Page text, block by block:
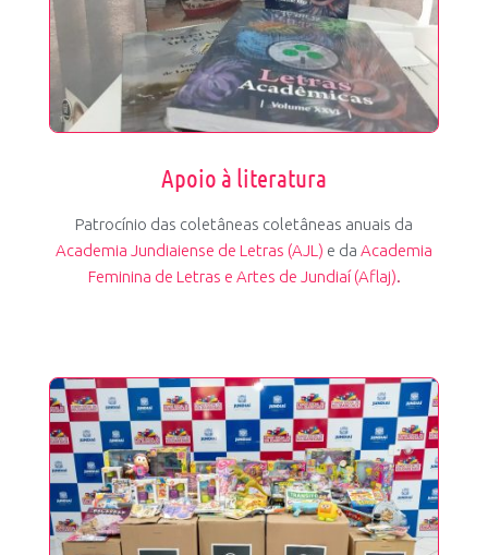
Apoio à literatura
Patrocínio das coletâneas coletâneas anuais da
Academia Jundiaiense de Letras (AJL) e da Academia
Feminina de Letras e Artes de Jundiaí (Aflaj).